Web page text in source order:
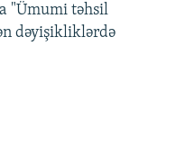
720p
"Ümumi təhsil
dəyişikliklərdə